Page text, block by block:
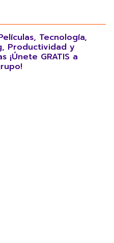
Tecnología,
Productividad y
¡Únete GRATIS a